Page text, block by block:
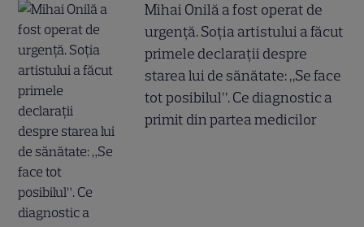
Mihai Onilă a fost operat de
urgență. Soția artistului a făcut
primele declarații despre
starea lui de sănătate: „Se face
tot posibilul”. Ce diagnostic a
primit din partea medicilor